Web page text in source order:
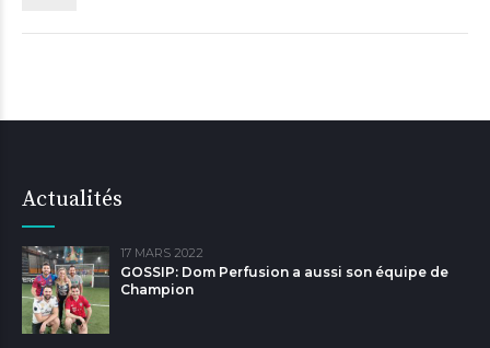
Actualités
17 MARS 2022
GOSSIP: Dom Perfusion a aussi son équipe de
Champion